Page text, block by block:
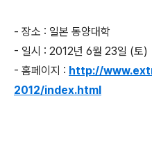
- 장소 : 일본 동양대학
- 일시 : 2012년 6월 23일 (토)
- 홈페이지 : http://
2012/index.html